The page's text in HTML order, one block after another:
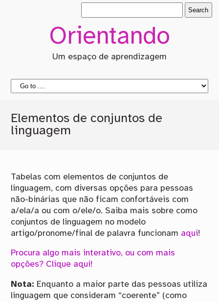
Orientando
Um espaço de aprendizagem
Elementos de conjuntos de
linguagem
Tabelas com elementos de conjuntos de
linguagem, com diversas opções para pessoas
não-binárias que não ficam confortáveis com
a/ela/a ou com o/ele/o. Saiba mais sobre como
conjuntos de linguagem no modelo
artigo/pronome/final de palavra funcionam aqui!
Procura algo mais interativo, ou com mais
opções? Clique aqui!
Nota: Enquanto a maior parte das pessoas utiliza
linguagem que consideram “coerente” (como